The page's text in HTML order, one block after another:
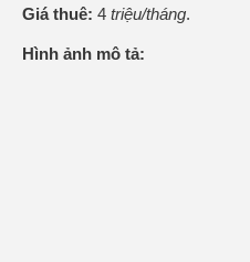
Giá thuê: 4 triệu/tháng.
Hình ảnh mô tả: